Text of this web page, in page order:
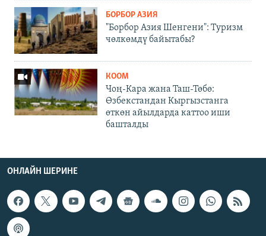
БОРБОР АЗИЯ
"Борбор Азия Шенгени": Туризм
чөлкөмдү байытабы?
КООМ
Чоң-Кара жана Таш-Төбө:
Өзбекстандан Кыргызстанга
өткөн айылдарда каттоо иши
башталды
ОНЛАЙН ШЕРИНЕ